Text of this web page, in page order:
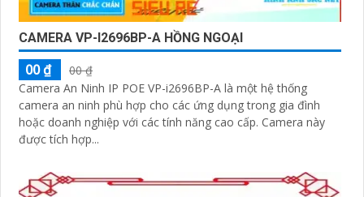
CAMERA VP-I2696BP-A HỒNG NGOẠI
00 ₫
00 ₫
Camera An Ninh IP POE VP-i2696BP-A là một hệ thống
camera an ninh phù hợp cho các ứng dụng trong gia đình
hoặc doanh nghiệp với các tính năng cao cấp. Camera này
được tích hợp...